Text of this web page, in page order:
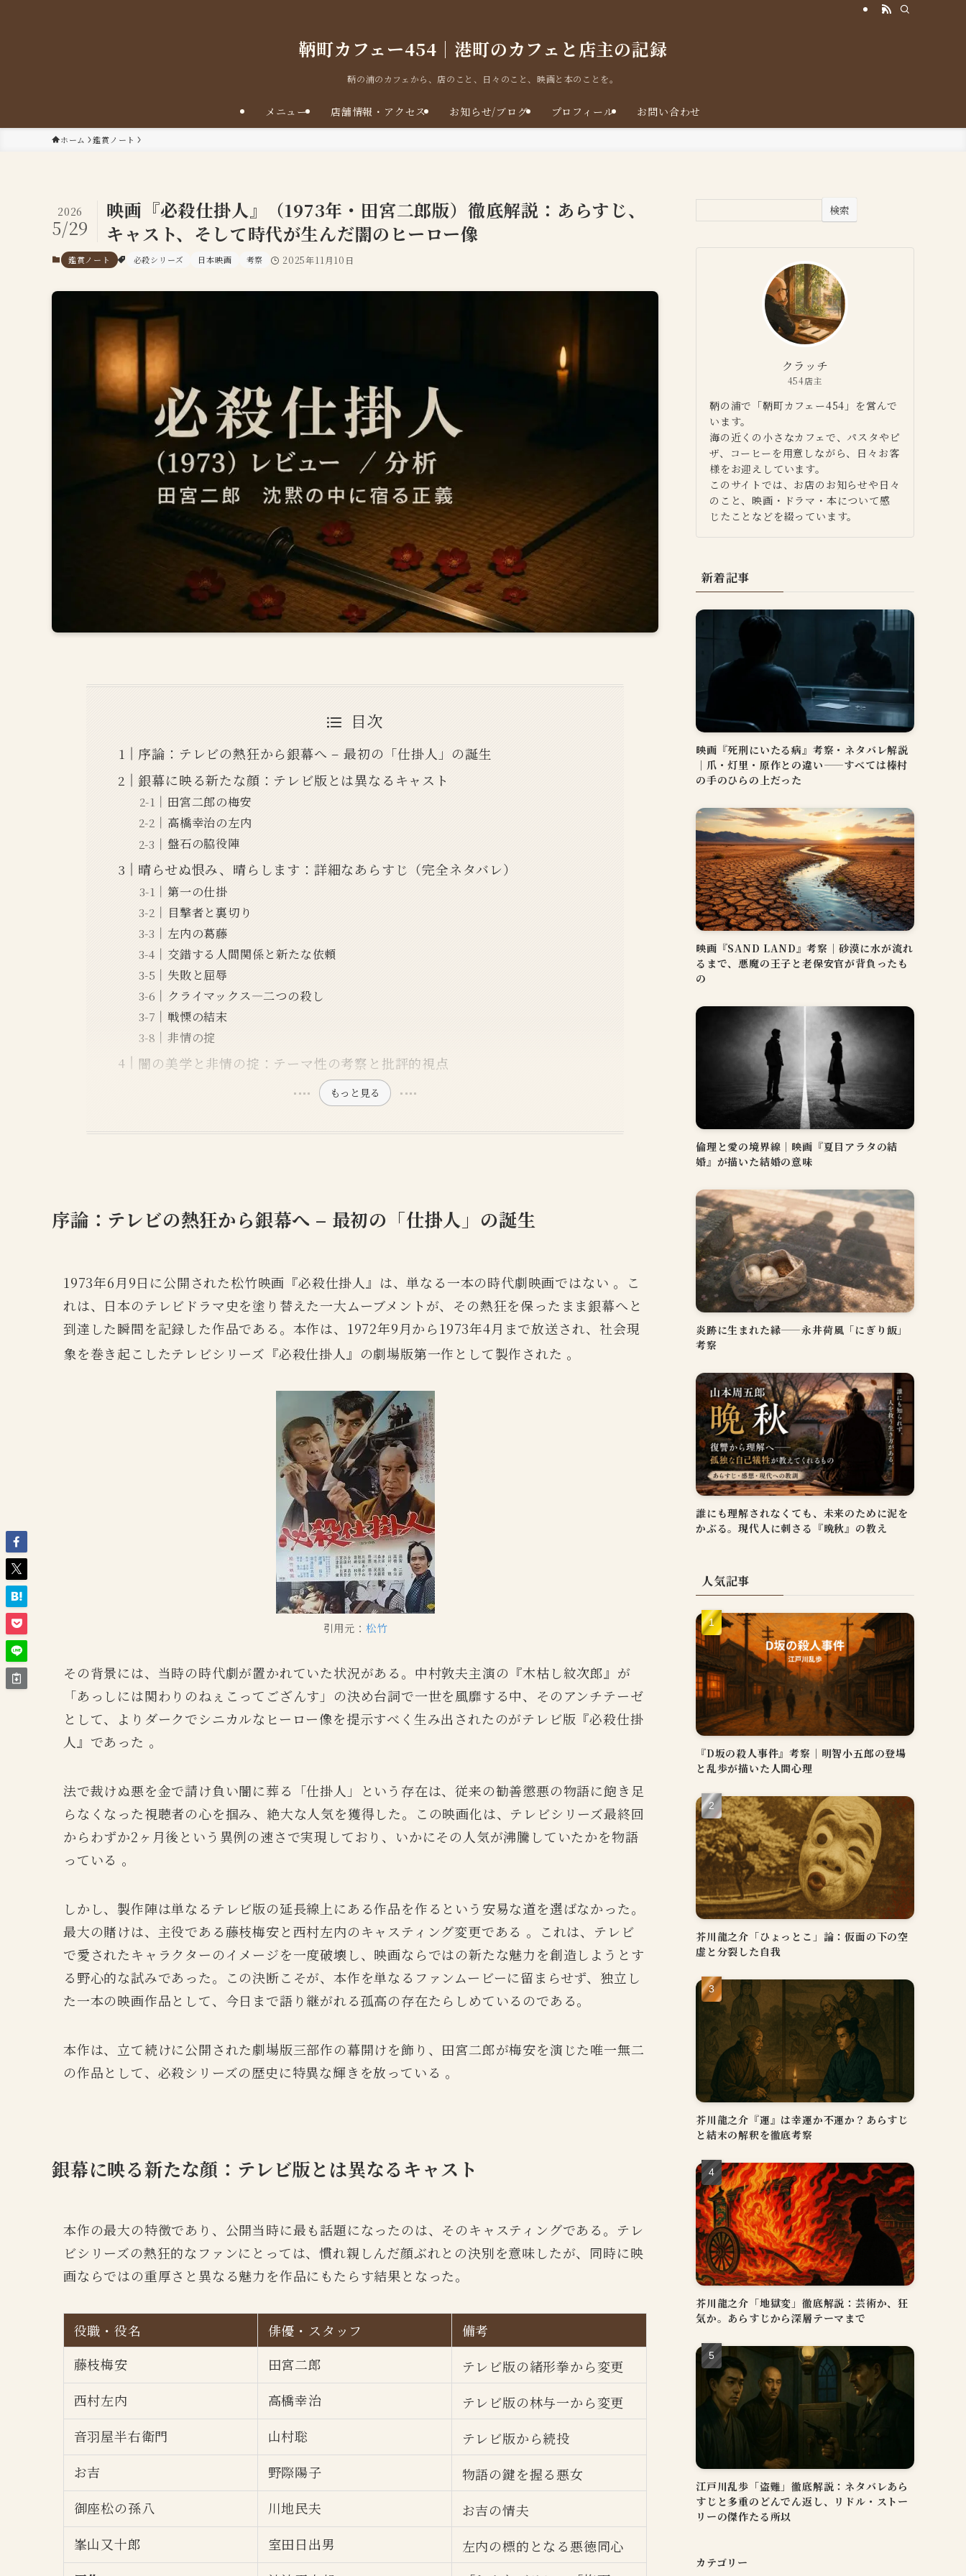
鞆町カフェー454｜港町のカフェと店主の記録
鞆の浦のカフェから、店のこと、日々のこと、映画と本のことを。
メニュー 店舗情報・アクセス お知らせ/ブログ プロフィール お問い合わせ
ホーム 鑑賞ノート
映画『必殺仕掛人』（1973年・田宮二郎版）徹底解説：あらすじ、
キャスト、そして時代が生んだ闇のヒーロー像
2026
5/29
鑑賞ノート 必殺シリーズ 日本映画 考察 2025年11月10日
目次
序論：テレビの熱狂から銀幕へ – 最初の「仕掛人」の誕生
銀幕に映る新たな顔：テレビ版とは異なるキャスト
田宮二郎の梅安
高橋幸治の左内
盤石の脇役陣
晴らせぬ恨み、晴らします：詳細なあらすじ（完全ネタバレ）
第一の仕掛
目撃者と裏切り
左内の葛藤
交錯する人間関係と新たな依頼
失敗と屈辱
クライマックス―二つの殺し
戦慄の結末
非情の掟
闇の美学と非情の掟：テーマ性の考察と批評的視点
もっと見る
序論：テレビの熱狂から銀幕へ – 最初の「仕掛人」の誕生
1973年6月9日に公開された松竹映画『必殺仕掛人』は、単なる一本の時代劇映画ではない 。こ
れは、日本のテレビドラマ史を塗り替えた一大ムーブメントが、その熱狂を保ったまま銀幕へと
到達した瞬間を記録した作品である。本作は、1972年9月から1973年4月まで放送され、社会現
象を巻き起こしたテレビシリーズ『必殺仕掛人』の劇場版第一作として製作された 。
引用元： 松竹
その背景には、当時の時代劇が置かれていた状況がある。中村敦夫主演の『木枯し紋次郎』が
「あっしには関わりのねぇこってござんす」の決め台詞で一世を風靡する中、そのアンチテーゼ
として、よりダークでシニカルなヒーロー像を提示すべく生み出されたのがテレビ版『必殺仕掛
人』であった 。
法で裁けぬ悪を金で請け負い闇に葬る「仕掛人」という存在は、従来の勧善懲悪の物語に飽き足
らなくなった視聴者の心を掴み、絶大な人気を獲得した。この映画化は、テレビシリーズ最終回
からわずか2ヶ月後という異例の速さで実現しており、いかにその人気が沸騰していたかを物語
っている 。
しかし、製作陣は単なるテレビ版の延長線上にある作品を作るという安易な道を選ばなかった。
最大の賭けは、主役である藤枝梅安と西村左内のキャスティング変更である 。これは、テレビ
で愛されたキャラクターのイメージを一度破壊し、映画ならではの新たな魅力を創造しようとす
る野心的な試みであった。この決断こそが、本作を単なるファンムービーに留まらせず、独立し
た一本の映画作品として、今日まで語り継がれる孤高の存在たらしめているのである。
本作は、立て続けに公開された劇場版三部作の幕開けを飾り、田宮二郎が梅安を演じた唯一無二
の作品として、必殺シリーズの歴史に特異な輝きを放っている 。
銀幕に映る新たな顔：テレビ版とは異なるキャスト
本作の最大の特徴であり、公開当時に最も話題になったのは、そのキャスティングである。テレ
ビシリーズの熱狂的なファンにとっては、慣れ親しんだ顔ぶれとの決別を意味したが、同時に映
画ならではの重厚さと異なる魅力を作品にもたらす結果となった。
役職・役名 俳優・スタッフ
備考
藤枝梅安
田宮二郎
テレビ版の緒形拳から変更
西村左内
高橋幸治
テレビ版の林与一から変更
音羽屋半右衛門
山村聡
テレビ版から続投
お吉
野際陽子
物語の鍵を握る悪女
御座松の孫八
川地民夫
お吉の情夫
峯山又十郎
室田日出男
左内の標的となる悪徳同心
検索
クラッチ
454店主
鞆の浦で「鞆町カフェー454」を営んで
います。
海の近くの小さなカフェで、パスタやピ
ザ、コーヒーを用意しながら、日々お客
様をお迎えしています。
このサイトでは、お店のお知らせや日々
のこと、映画・ドラマ・本について感
じたことなどを綴っています。
新着記事
映画『死刑にいたる病』考察・ネタバレ解説
｜爪・灯里・原作との違い——すべては榛村
の手のひらの上だった
映画『SAND LAND』考察｜砂漠に水が流れ
るまで、悪魔の王子と老保安官が背負ったも
の
倫理と愛の境界線｜映画『夏目アラタの結
婚』が描いた結婚の意味
炎跡に生まれた縁——永井荷風「にぎり飯」
考察
誰にも理解されなくても、未来のために泥を
かぶる。現代人に刺さる『晩秋』の教え
人気記事
『D坂の殺人事件』考察｜明智小五郎の登場
と乱歩が描いた人間心理
芥川龍之介「ひょっとこ」論：仮面の下の空
虚と分裂した自我
芥川龍之介『運』は幸運か不運か？あらすじ
と結末の解釈を徹底考察
芥川龍之介「地獄変」徹底解説：芸術か、狂
気か。あらすじから深層テーマまで
江戸川乱歩「盗難」徹底解説：ネタバレあら
すじと多重のどんでん返し、リドル・ストー
リーの傑作たる所以
カテゴリー